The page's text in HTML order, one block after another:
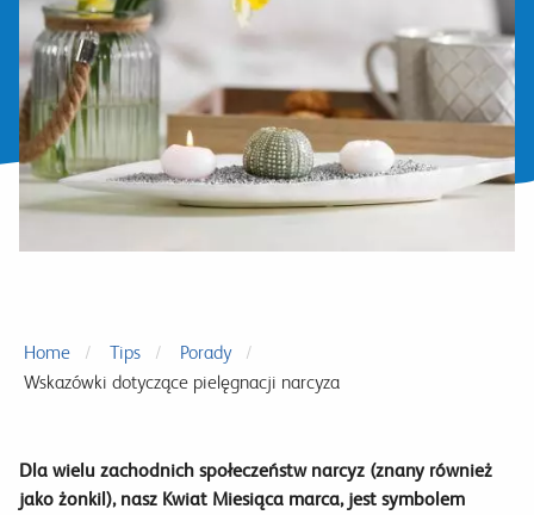
Home Tips
Porady
Wskazówki dotyczące pielęgnacji narcyza
Dla wielu zachodnich społeczeństw narcyz (znany również
jako żonkil), nasz Kwiat Miesiąca marca, jest symbolem